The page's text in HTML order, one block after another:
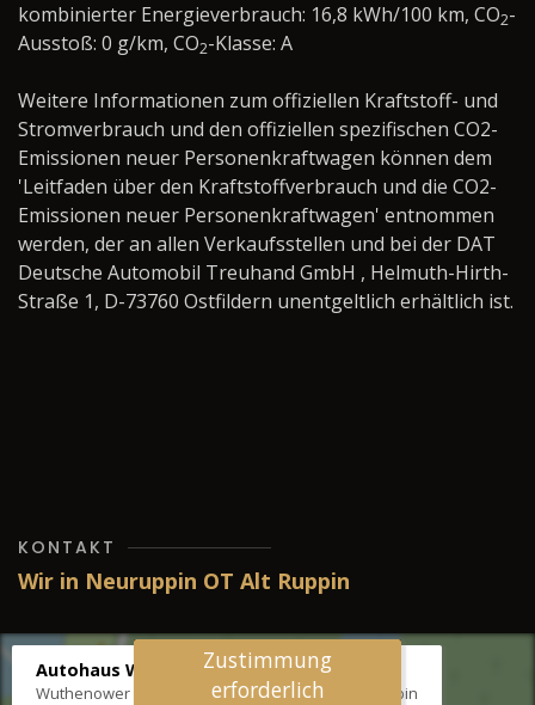
kombinierter Energieverbrauch: 16,8 kWh/100 km, CO2-
Ausstoß: 0 g/km, CO2-Klasse: A
Weitere Informationen zum offiziellen Kraftstoff- und
Stromverbrauch und den offiziellen spezifischen CO2-
Emissionen neuer Personenkraftwagen können dem
'Leitfaden über den Kraftstoffverbrauch und die CO2-
Emissionen neuer Personenkraftwagen' entnommen
werden, der an allen Verkaufsstellen und bei der DAT
Deutsche Automobil Treuhand GmbH , Helmuth-Hirth-
Straße 1, D-73760 Ostfildern unentgeltlich erhältlich ist.
KONTAKT
Wir in Neuruppin OT Alt Ruppin
Autohaus Wernicke
Wuthenower Str. 12b, 16827 Neuruppin OT Alt Ruppin
Zustimmung
erforderlich